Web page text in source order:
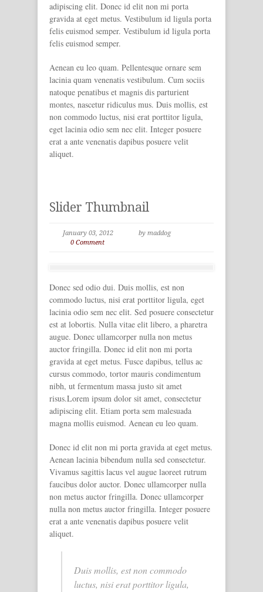
adipiscing elit. Donec id elit non mi porta
gravida at eget metus. Vestibulum id ligula porta
felis euismod semper. Vestibulum id ligula porta
felis euismod semper.
Aenean eu leo quam. Pellentesque ornare sem
lacinia quam venenatis vestibulum. Cum sociis
natoque penatibus et magnis dis parturient
montes, nascetur ridiculus mus. Duis mollis, est
non commodo luctus, nisi erat porttitor ligula,
eget lacinia odio sem nec elit. Integer posuere
erat a ante venenatis dapibus posuere velit
aliquet.
Slider Thumbnail
January 03, 2012
by maddog
0 Comment
Donec sed odio dui. Duis mollis, est non
commodo luctus, nisi erat porttitor ligula, eget
lacinia odio sem nec elit. Sed posuere consectetur
est at lobortis. Nulla vitae elit libero, a pharetra
augue. Donec ullamcorper nulla non metus
auctor fringilla. Donec id elit non mi porta
gravida at eget metus. Fusce dapibus, tellus ac
cursus commodo, tortor mauris condimentum
nibh, ut fermentum massa justo sit amet
risus.Lorem ipsum dolor sit amet, consectetur
adipiscing elit. Etiam porta sem malesuada
magna mollis euismod. Aenean eu leo quam.
Donec id elit non mi porta gravida at eget metus.
Aenean lacinia bibendum nulla sed consectetur.
Vivamus sagittis lacus vel augue laoreet rutrum
faucibus dolor auctor. Donec ullamcorper nulla
non metus auctor fringilla. Donec ullamcorper
nulla non metus auctor fringilla. Integer posuere
erat a ante venenatis dapibus posuere velit
aliquet.
Duis mollis, est non commodo
luctus, nisi erat porttitor ligula,